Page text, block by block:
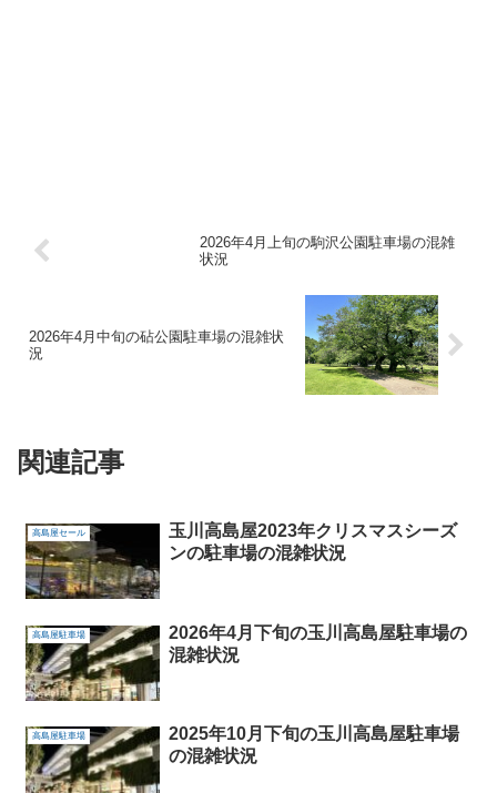
2026年4月上旬の駒沢公園駐車場の混雑
状況
2026年4月中旬の砧公園駐車場の混雑状
況
関連記事
高島屋セール
玉川高島屋2023年クリスマスシーズ
ンの駐車場の混雑状況
高島屋駐車場
2026年4月下旬の玉川高島屋駐車場の
混雑状況
高島屋駐車場
2025年10月下旬の玉川高島屋駐車場
の混雑状況